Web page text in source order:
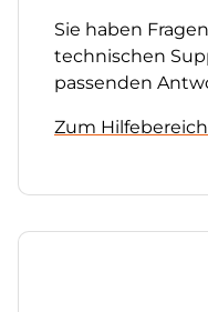
Sie haben
technischen
passenden
Zum Hilfebereich